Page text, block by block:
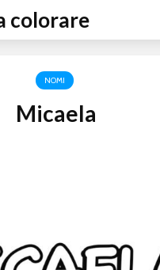
colorare
NOMI
Micaela